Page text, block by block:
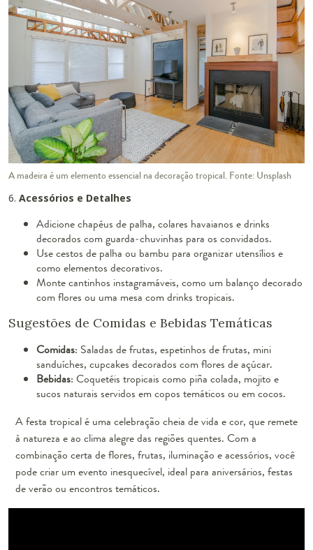
A madeira é um elemento essencial na decoração tropical. Fonte: Unsplash
6. Acessórios e Detalhes
Adicione chapéus de palha, colares havaianos e drinks
decorados com guarda-chuvinhas para os convidados.
Use cestos de palha ou bambu para organizar utensílios e
como elementos decorativos.
Monte cantinhos instagramáveis, como um balanço decorado
com flores ou uma mesa com drinks tropicais.
Sugestões de Comidas e Bebidas Temáticas
Comidas: Saladas de frutas, espetinhos de frutas, mini
sanduíches, cupcakes decorados com flores de açúcar.
Bebidas: Coquetéis tropicais como piña colada, mojito e
sucos naturais servidos em copos temáticos ou em cocos.
A festa tropical é uma celebração cheia de vida e cor, que remete
à natureza e ao clima alegre das regiões quentes. Com a
combinação certa de flores, frutas, iluminação e acessórios, você
pode criar um evento inesquecível, ideal para aniversários, festas
de verão ou encontros temáticos.